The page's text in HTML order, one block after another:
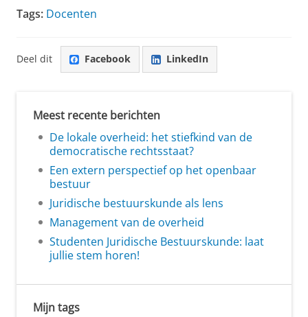
Tags: Docenten
Deel dit Facebook LinkedIn
Meest recente berichten
De lokale overheid: het stiefkind van de
democratische rechtsstaat?
Een extern perspectief op het openbaar
bestuur
Juridische bestuurskunde als lens
Management van de overheid
Studenten Juridische Bestuurskunde: laat
jullie stem horen!
Mijn tags